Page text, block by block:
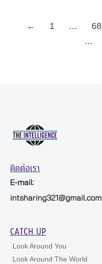
← 1 … 68
…
ติดต่อเรา
E-mail:
intsharing321@gmail.com
CATCH UP
Look Around You
Look Around The World